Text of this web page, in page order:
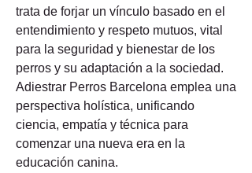
trata de forjar un vínculo basado en el
entendimiento y respeto mutuos, vital
para la seguridad y bienestar de los
perros y su adaptación a la sociedad.
Adiestrar Perros Barcelona emplea una
perspectiva holística, unificando
ciencia, empatía y técnica para
comenzar una nueva era en la
educación canina.